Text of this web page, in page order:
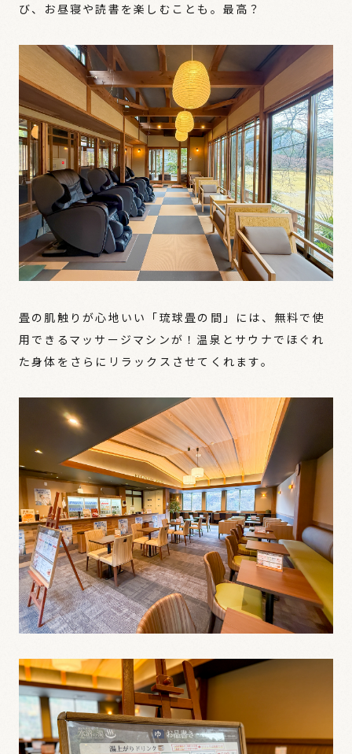
び、お昼寝や読書を楽しむことも。最高？
畳の肌触りが心地いい「琉球畳の間」には、無料で使
用できるマッサージマシンが！温泉とサウナでほぐれ
た身体をさらにリラックスさせてくれます。